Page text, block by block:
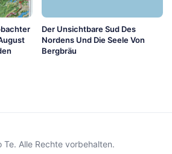
Der Unsichtbare Sud Des
Nordens Und Die Seele Von
Bergbräu
Alle Rechte vorbehalten.